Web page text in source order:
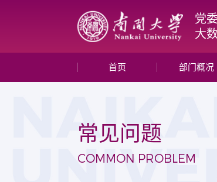
党
大
首页 部门概况
常见问题
COMMON PROBLEM